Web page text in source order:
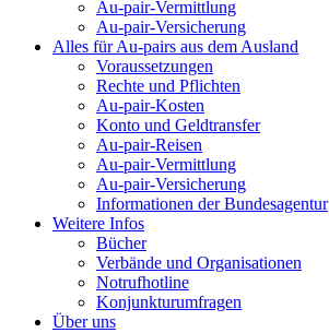
Au-pair-Vermittlung
Au-pair-Versicherung
Alles für Au-pairs aus dem Ausland
Voraussetzungen
Rechte und Pflichten
Au-pair-Kosten
Konto und Geldtransfer
Au-pair-Reisen
Au-pair-Vermittlung
Au-pair-Versicherung
Informationen der Bundesagentur
Weitere Infos
Bücher
Verbände und Organisationen
Notrufhotline
Konjunkturumfragen
Über uns